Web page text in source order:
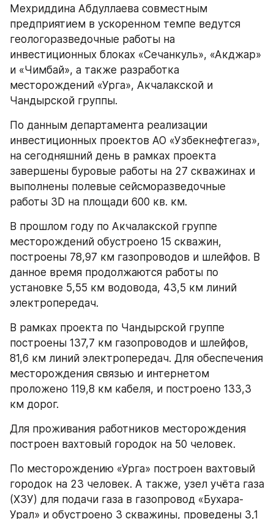
Мехриддина Абдуллаева совместным
предприятием в ускоренном темпе ведутся
геологоразведочные работы на
инвестиционных блоках «Сечанкуль», «Акджар»
и «Чимбай», а также разработка
месторождений «Урга», Акчалакской и
Чандырской группы.
По данным департамента реализации
инвестиционных проектов АО «Узбекнефтегаз»,
на сегодняшний день в рамках проекта
завершены буровые работы на 27 скважинах и
выполнены полевые сейсморазведочные
работы 3D на площади 600 кв. км.
В прошлом году по Акчалакской группе
месторождений обустроено 15 скважин,
построены 78,97 км газопроводов и шлейфов. В
данное время продолжаются работы по
установке 5,55 км водовода, 43,5 км линий
электропередач.
В рамках проекта по Чандырской группе
построены 137,7 км газопроводов и шлейфов,
81,6 км линий электропередач. Для обеспечения
месторождения связью и интернетом
проложено 119,8 км кабеля, и построено 133,3
км дорог.
Для проживания работников месторождения
построен вахтовый городок на 50 человек.
По месторождению «Урга» построен вахтовый
городок на 23 человек. А также, узел учёта газа
(ХЗУ) для подачи газа в газопровод «Бухара-
Урал» и обустроено 3 скважины, проведены 3,1